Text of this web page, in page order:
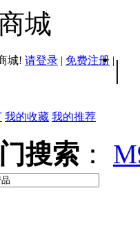
城
城! 请登录 | 免费注册 | |
我的收藏 我的推荐
搜索 ：